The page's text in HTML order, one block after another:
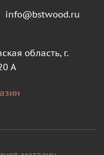
info@bstwood.ru
область, г.
А